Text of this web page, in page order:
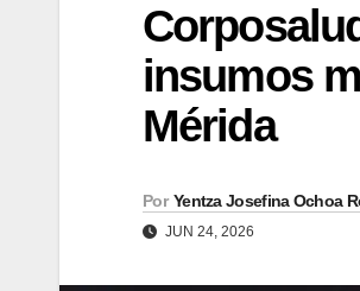
insumos
Mérida
Por Yentza Josefina Ochoa
JUN 24, 2026